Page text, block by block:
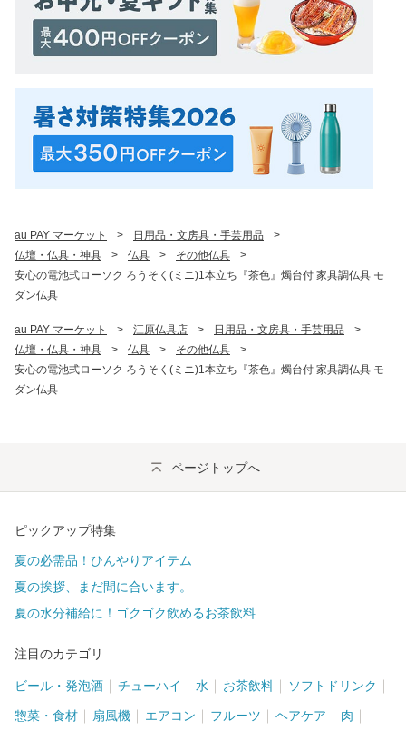
au PAY マーケット > 日用品・文房具・手芸用品
>
仏壇・仏具・神具
> 仏具 > その他仏具
>
安心の電池式ローソク ろうそく(ミニ)1本立ち『茶色』燭台付 家具調仏具 モ
ダン仏具
au PAY マーケット > 江原仏具店 > 日用品・文房具・手芸用品
>
仏壇・仏具・神具
> 仏具 > その他仏具
>
安心の電池式ローソク ろうそく(ミニ)1本立ち『茶色』燭台付 家具調仏具 モ
ダン仏具
ページトップへ
ピックアップ特集
夏の必需品！ひんやりアイテム
夏の挨拶、まだ間に合います。
夏の水分補給に！ゴクゴク飲めるお茶飲料
注目のカテゴリ
ビール・発泡酒 チューハイ 水 お茶飲料 ソフトドリンク
惣菜・食材 扇風機 エアコン フルーツ ヘアケア 肉